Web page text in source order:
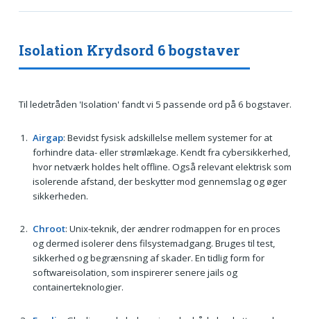
Isolation Krydsord 6 bogstaver
Til ledetråden 'Isolation' fandt vi 5 passende ord på 6 bogstaver.
Airgap: Bevidst fysisk adskillelse mellem systemer for at
forhindre data- eller strømlækage. Kendt fra cybersikkerhed,
hvor netværk holdes helt offline. Også relevant elektrisk som
isolerende afstand, der beskytter mod gennemslag og øger
sikkerheden.
Chroot: Unix-teknik, der ændrer rodmappen for en proces
og dermed isolerer dens filsystemadgang. Bruges til test,
sikkerhed og begrænsning af skader. En tidlig form for
softwareisolation, som inspirerer senere jails og
containerteknologier.